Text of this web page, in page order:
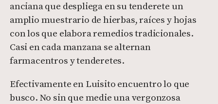
anciana que despliega en su tenderete un
amplio muestrario de hierbas, raíces y hojas
con los que elabora remedios tradicionales.
Casi en cada manzana se alternan
farmacentros y tenderetes.
Efectivamente en Luisito encuentro lo que
busco. No sin que medie una vergonzosa